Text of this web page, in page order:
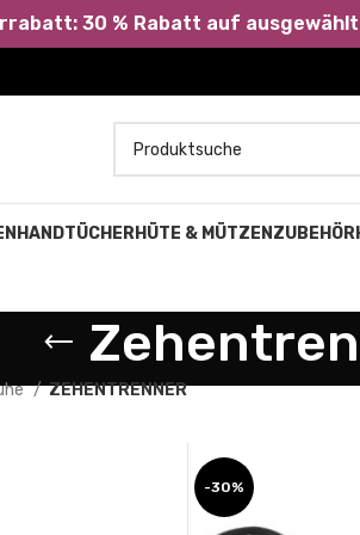
HANDTÜCHERHÜTE & MÜTZEN ZUBEHÖR
ZEHENTRENNER
-30%
30 % Rabatt auf